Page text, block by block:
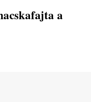
a